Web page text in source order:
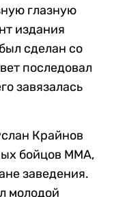
глазную
издания
сделан со
последовал
завязалась
Крайнов
бойцов ММА,
заведения.
молодой